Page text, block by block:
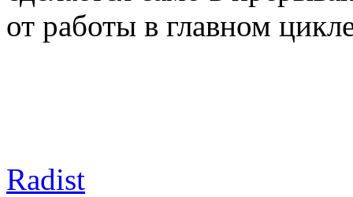
от работы в главном
Radist